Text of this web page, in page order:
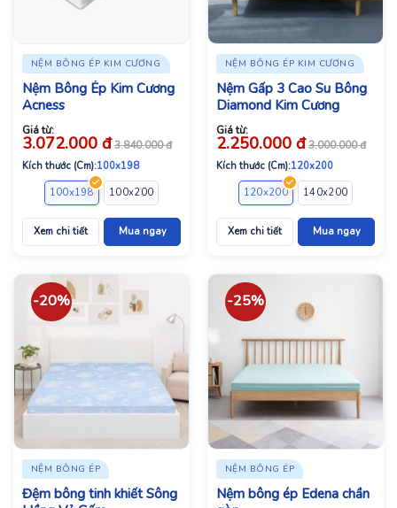
NỆM BÔNG ÉP KIM CƯƠNG
Nệm Bông Ép Kim Cương
Acness
Giá từ:
3.072.000 đ 3.840.000đ
Kích thước (Cm):100x198
100x198
100x200 120x200 140x198
Xem chi tiết Mua ngay
NỆM BÔNG ÉP KIM CƯƠNG
Nệm Gấp 3 Cao Su Bông
Diamond Kim Cương
Giá từ:
2.250.000 đ 3.000.000đ
Kích thước (Cm):120x200
120x200
140x200
Xem chi tiết Mua ngay
-20%
NỆM BÔNG ÉP
Đệm bông tinh khiết Sông
-25%
NỆM BÔNG ÉP
Nệm bông ép Edena chần